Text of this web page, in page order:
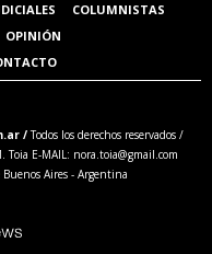
COLUMNISTAS
OPINIÓN
/Todos los derechos reservados /
Toia E-MAIL: nora.toia@gmail.com
Aires - Argentina